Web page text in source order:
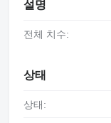
설명
전체 치수:
상태
상태: